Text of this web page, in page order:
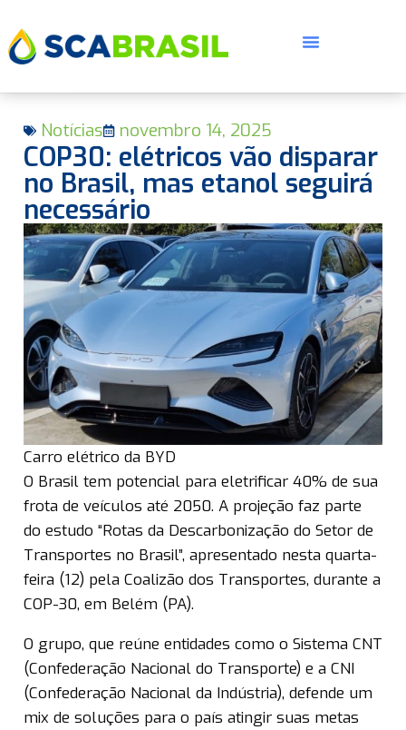
Notícias novembro 14, 2025
COP30: elétricos vão disparar
no Brasil, mas etanol seguirá
necessário
Carro elétrico da BYD
O Brasil tem potencial para eletrificar 40% de sua
frota de veículos até 2050. A projeção faz parte
do estudo “Rotas da Descarbonização do Setor de
Transportes no Brasil”, apresentado nesta quarta-
feira (12) pela Coalizão dos Transportes, durante a
COP-30, em Belém (PA).
O grupo, que reúne entidades como o Sistema CNT
(Confederação Nacional do Transporte) e a CNI
(Confederação Nacional da Indústria), defende um
mix de soluções para o país atingir suas metas